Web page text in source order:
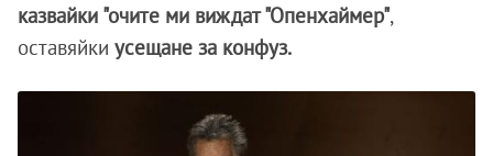
казвайки "очите ми виждат "Опенхаймер",
оставяйки усещане за конфуз.